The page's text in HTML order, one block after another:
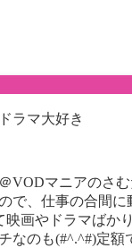
ラマ大好き
VODマニアのさ
で、仕事の合間に
映画やドラマばか
なのも(#^.^#)定額